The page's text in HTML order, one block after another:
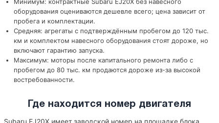
оборудования оцениваются дешевле всего; цена зависит от
пробега и комплектации.
Средняя: агрегаты с подтверждённым пробегом до 120 тыс.
км и комплектом навесного оборудования стоят дороже, но
включают гарантию запуска.
Максимум: моторы после капитального ремонта либо с
пробегом до 80 тыс. км продаются дороже из-за высокой
востребованности.
Где находится номер двигателя
Subaru EJ20X имеет заводской номер на площадке блока